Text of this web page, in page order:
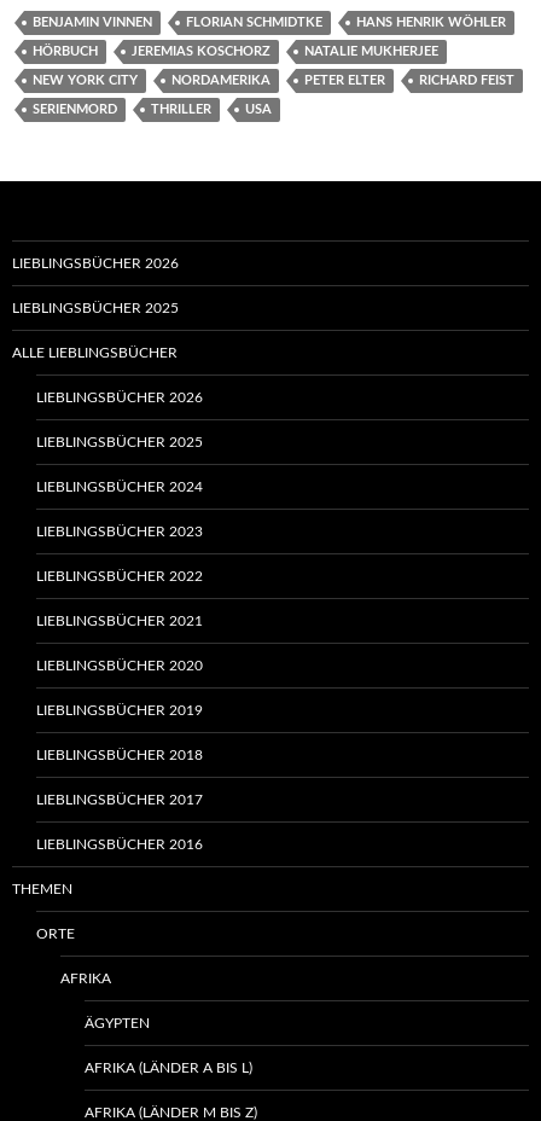
BENJAMIN VINNEN FLORIAN SCHMIDTKE HANS HENRIK WÖHLER
HÖRBUCH JEREMIAS KOSCHORZ NATALIE MUKHERJEE
NEW YORK CITY NORDAMERIKA PETER ELTER RICHARD FEIST
SERIENMORD THRILLER USA
LIEBLINGSBÜCHER 2026
LIEBLINGSBÜCHER 2025
ALLE LIEBLINGSBÜCHER
LIEBLINGSBÜCHER 2026
LIEBLINGSBÜCHER 2025
LIEBLINGSBÜCHER 2024
LIEBLINGSBÜCHER 2023
LIEBLINGSBÜCHER 2022
LIEBLINGSBÜCHER 2021
LIEBLINGSBÜCHER 2020
LIEBLINGSBÜCHER 2019
LIEBLINGSBÜCHER 2018
LIEBLINGSBÜCHER 2017
LIEBLINGSBÜCHER 2016
THEMEN
ORTE
AFRIKA
ÄGYPTEN
AFRIKA (LÄNDER A BIS L)
AFRIKA (LÄNDER M BIS Z)